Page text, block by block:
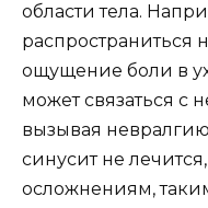
области тела.
распространиться
ощущение боли в
может связаться с
вызывая
синусит не
осложнениям,